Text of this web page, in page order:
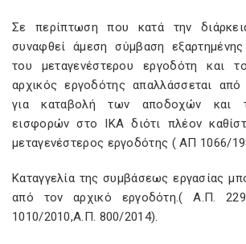
Σε περίπτωση που κατά την
συναφθεί άμεση σύμβαση
του μεταγενέστερου εργοδότη και
αρχικός εργοδότης απαλλάσσεται
για καταβολή των αποδοχών και
εισφορών στο ΙΚΑ διότι πλέον
μεταγενέστερος εργοδότης ( ΑΠ 1066/
Καταγγελία της συμβάσεως εργασίας
από τον αρχικό εργοδότη.( Α.Π.
1010/2010,Α.Π. 800/2014).